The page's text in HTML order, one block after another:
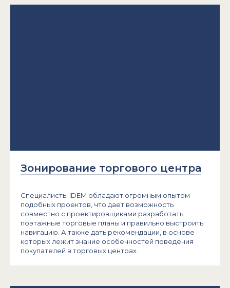
Зонирование торгового центра
Специалисты IDEM обладают огромным опытом
подобных проектов, что дает возможность
совместно с проектировщиками разработать
поэтажные торговые планы и правильно выстроить
навигацию. А также дать рекомендации, в основе
которых лежит знание особенностей поведения
покупателей в торговых центрах.